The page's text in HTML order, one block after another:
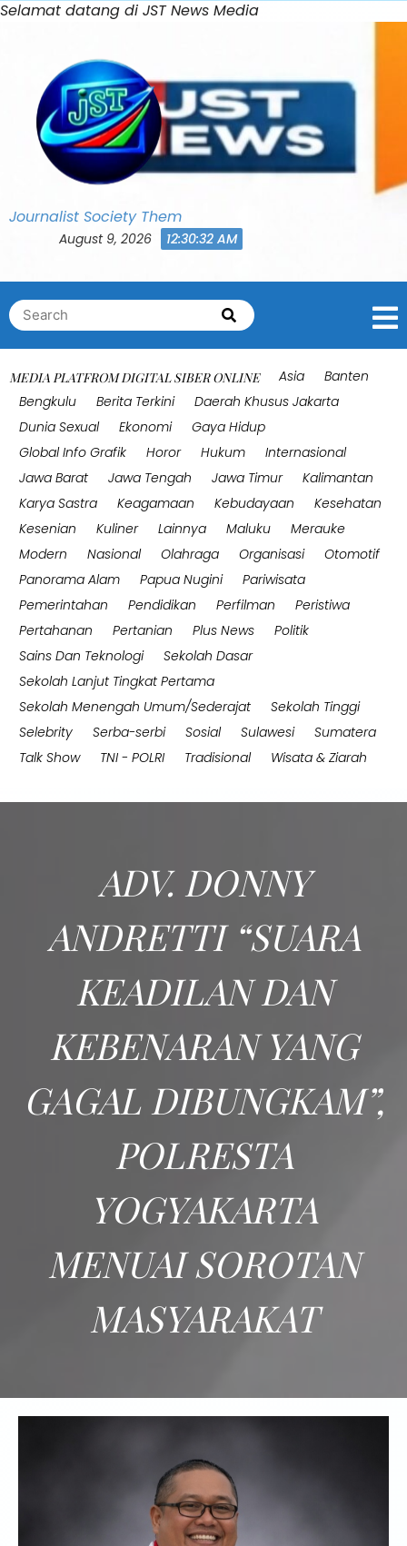
Selamat datang di JST News MediaSkip
Journalist Society Them
August 9, 2026 12:30:35 AM
Search
for:
Search
MEDIA PLATFROM DIGITAL SIBER ONLINE Asia
Banten
Bengkulu
Berita Terkini
Daerah Khusus Jakarta
Dunia Sexual
Ekonomi
Gaya Hidup
Global Info Grafik
Horor Hukum
Internasional
Jawa Barat
Jawa Tengah Jawa Timur
Kalimantan
Karya Sastra
Keagamaan Kebudayaan
Kesehatan
Kesenian
Kuliner Lainnya Maluku
Merauke
Modern
Nasional Olahraga Organisasi
Otomotif
Panorama Alam
Papua Nugini
Pariwisata
Pemerintahan
Pendidikan Perfilman
Peristiwa
Pertahanan
Pertanian Plus News
Politik
Sains Dan Teknologi
Sekolah Dasar
Sekolah Lanjut Tingkat Pertama
Sekolah Menengah Umum/Sederajat
Sekolah Tinggi
Selebrity
Serba-serbi Sosial Sulawesi
Sumatera
Talk Show
TNI - POLRI Tradisional Wisata & Ziarah
ADV. DONNY
ANDRETTI “SUARA
KEADILAN DAN
KEBENARAN YANG
GAGAL DIBUNGKAM”,
POLRESTA
YOGYAKARTA
MENUAI SOROTAN
MASYARAKAT
0
Bahasa Indonesia